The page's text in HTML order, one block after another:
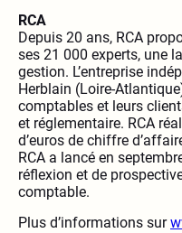
RCA
Depuis 20 ans, RCA
ses 21 000 experts, une
gestion. L’entreprise
Herblain (Loire-
comptables et leurs
et réglementaire. RCA
d’euros de chiffre
RCA a lancé en
réflexion et de
comptable.
Plus d’informations sur